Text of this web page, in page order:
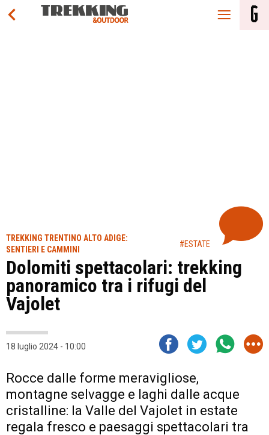
TREKKING TRENTINO ALTO ADIGE:
SENTIERI E CAMMINI
#ESTATE
Dolomiti spettacolari: trekking
panoramico tra i rifugi del
Vajolet
18 luglio 2024 - 10:00
Rocce dalle forme meravigliose,
montagne selvagge e laghi dalle acque
cristalline: la Valle del Vajolet in estate
regala fresco e paesaggi spettacolari tra